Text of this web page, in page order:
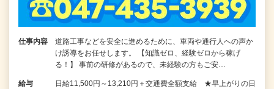
仕事内容
道路工事などを安全に進めるために、車両や通行人への声か
け誘導をお任せします。 【知識ゼロ、経験ゼロから稼げ
る！】 事前の研修があるので、未経験の方もご安…
給与
日給11,500円～13,210円＋交通費全額支給 ★早上がりの日